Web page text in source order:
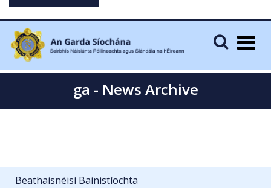
ga - News Archive
Beathaisnéisí Bainistíochta